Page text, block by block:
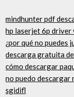
mindhunter pdf
hp laserjet 6p driver
¿por qué no puedes
descarga gratuita
cómo descargar
no puedo descargar
sgidifl